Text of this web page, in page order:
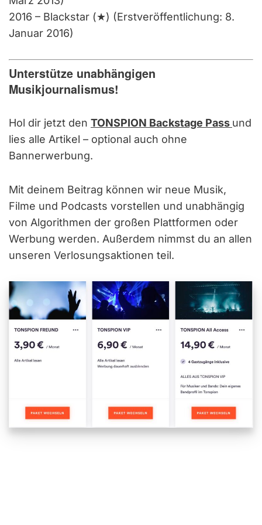
2016 – Blackstar (★) (Erstveröffentlichung: 8.
Januar 2016)
Unterstütze unabhängigen
Musikjournalismus!
Hol dir jetzt den TONSPION Backstage Pass und
lies alle Artikel – optional auch ohne
Bannerwerbung.
Mit deinem Beitrag können wir neue Musik,
Filme und Podcasts vorstellen und unabhängig
von Algorithmen der großen Plattformen oder
Werbung werden. Außerdem nimmst du an allen
unseren Verlosungsaktionen teil.